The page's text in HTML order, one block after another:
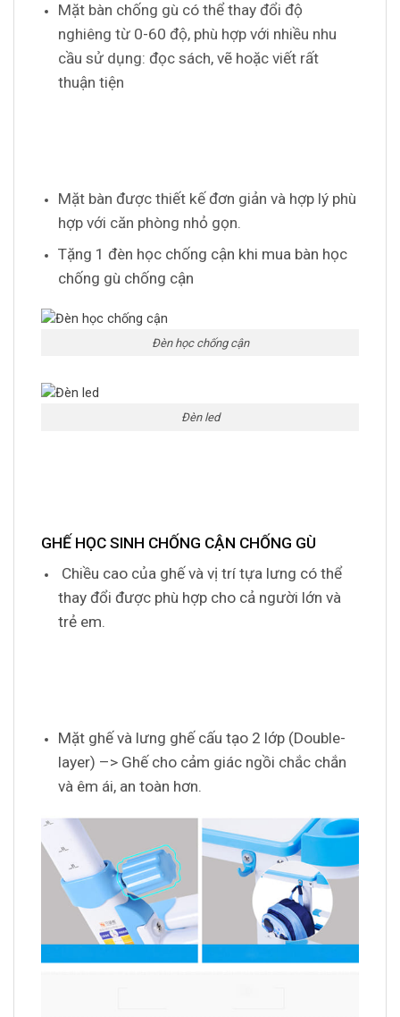
Mặt bàn chống gù có thể thay đổi độ
nghiêng từ 0-60 độ, phù hợp với nhiều nhu
cầu sử dụng: đọc sách, vẽ hoặc viết rất
thuận tiện
Mặt bàn được thiết kế đơn giản và hợp lý phù
hợp với căn phòng nhỏ gọn.
Tặng 1 đèn học chống cận khi mua bàn học
chống gù chống cận
Đèn học chống cận
Đèn led
GHẾ HỌC SINH CHỐNG CẬN CHỐNG GÙ
Chiều cao của ghế và vị trí tựa lưng có thể
thay đổi được phù hợp cho cả người lớn và
trẻ em.
Mặt ghế và lưng ghế cấu tạo 2 lớp (Double-
layer) –> Ghế cho cảm giác ngồi chắc chắn
và êm ái, an toàn hơn.